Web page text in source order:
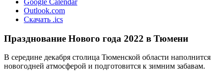
Google Calendar
Outlook.com
Скачать .ics
Празднование Нового года 2022 в Тюмени
В середине декабря столица Тюменской области наполнится
новогодней атмосферой и подготовится к зимним забавам.